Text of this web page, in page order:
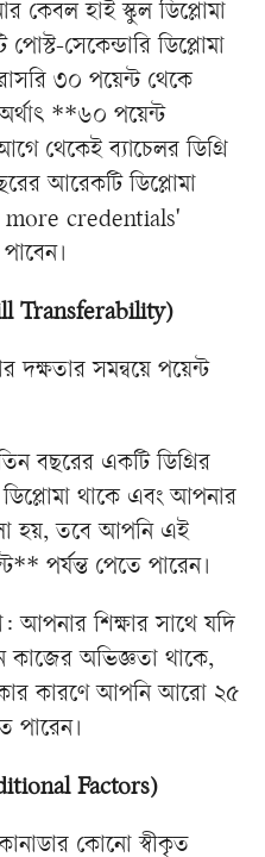
কেবল হাই স্কুল ডিপ্লোমা
সেকেন্ডারি ডিপ্লোমা
৩০ পয়েন্ট থেকে
**৬০ পয়েন্ট
থেকেই ব্যাচেলর ডিগ্রি
আরেকটি ডিপ্লোমা
credentials'
Transferability)
দক্ষতার সমন্বয়ে পয়েন্ট
বছরের একটি ডিগ্রির
থাকে এবং আপনার
হয়, তবে আপনি এই
পর্যন্ত পেতে পারেন।
আপনার শিক্ষার সাথে যদি
কাজের অভিজ্ঞতা থাকে,
কারণে আপনি আরো ২৫
পারেন।
Factors)
কোনো স্বীকৃত